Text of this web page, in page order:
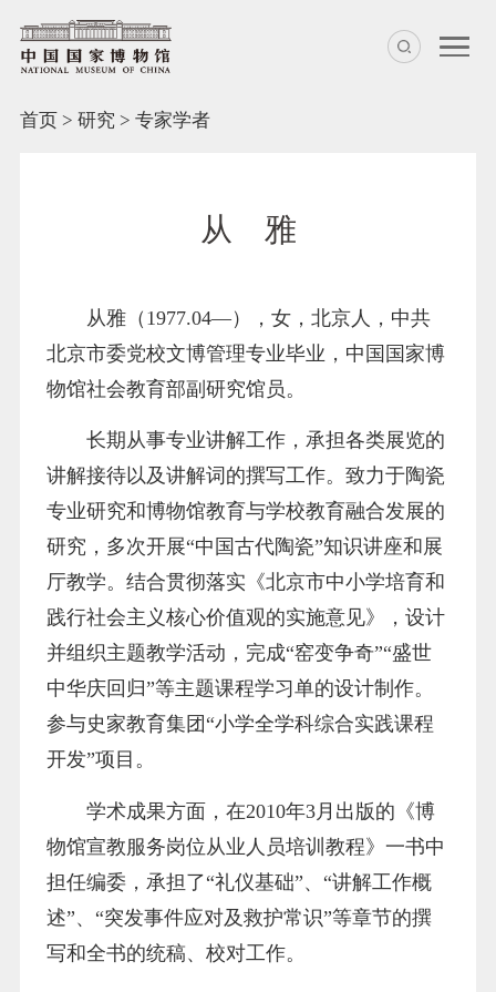
首页> 研究 > 专家学者
从 雅
从雅（1977.04—），女，北京人，中共
北京市委党校文博管理专业毕业，中国国家博
物馆社会教育部副研究馆员。
长期从事专业讲解工作，承担各类展览的
讲解接待以及讲解词的撰写工作。致力于陶瓷
专业研究和博物馆教育与学校教育融合发展的
研究，多次开展“中国古代陶瓷”知识讲座和展
厅教学。结合贯彻落实《北京市中小学培育和
践行社会主义核心价值观的实施意见》，设计
并组织主题教学活动，完成“窑变争奇”“盛世
中华庆回归”等主题课程学习单的设计制作。
参与史家教育集团“小学全学科综合实践课程
开发”项目。
学术成果方面，在2010年3月出版的《博
物馆宣教服务岗位从业人员培训教程》一书中
担任编委，承担了“礼仪基础”、“讲解工作概
述”、“突发事件应对及救护常识”等章节的撰
写和全书的统稿、校对工作。